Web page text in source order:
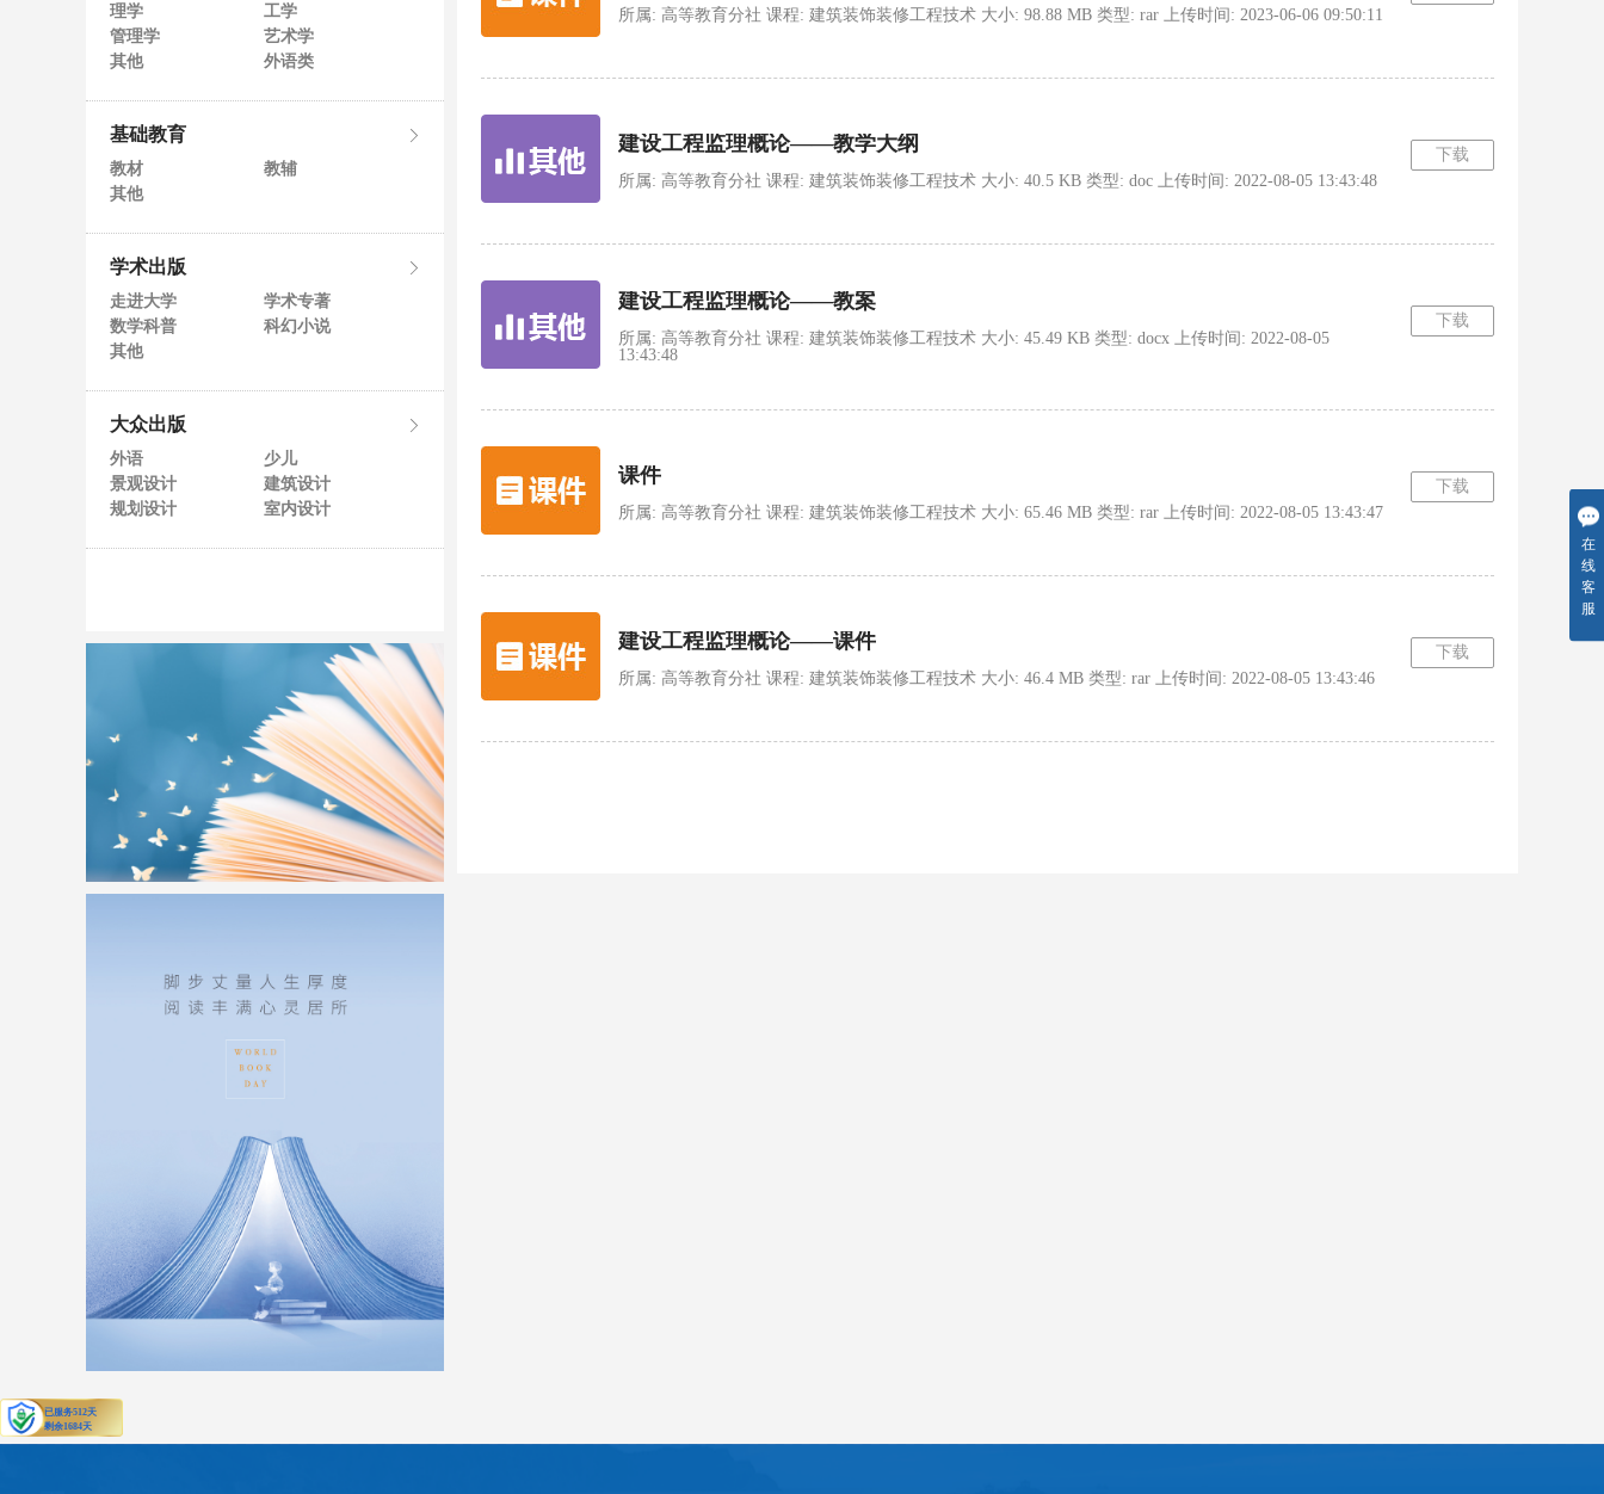
理学
工学
管理学
艺术学
其他
外语类
基础教育
教材
教辅
其他
学术出版
走进大学
学术专著
数学科普
科幻小说
其他
大众出版
外语
少儿
景观设计
建筑设计
规划设计
室内设计
所属: 高等教育分社 课程: 建筑装饰装修工程技术 大小: 98.88 MB 类型: rar 上传时间: 2023-06-06 09:50:11
建设工程监理概论——教学大纲
所属: 高等教育分社 课程: 建筑装饰装修工程技术 大小: 40.5 KB 类型: doc 上传时间: 2022-08-05 13:43:48
下载
建设工程监理概论——教案
所属: 高等教育分社 课程: 建筑装饰装修工程技术 大小: 45.49 KB 类型: docx 上传时间: 2022-08-05
13:43:48
下载
课件
所属: 高等教育分社 课程: 建筑装饰装修工程技术 大小: 65.46 MB 类型: rar 上传时间: 2022-08-05 13:43:47
下载
建设工程监理概论——课件
所属: 高等教育分社 课程: 建筑装饰装修工程技术 大小: 46.4 MB 类型: rar 上传时间: 2022-08-05 13:43:46
下载
在
线
客
服